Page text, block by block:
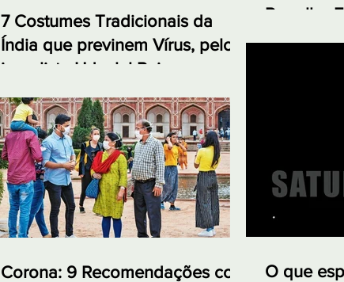
7 Costumes Tradicionais da
Índia que previnem Vírus, pelo
jornalista Udaylal Pai
Repolho
Corona: 9 Recomendações com
O que